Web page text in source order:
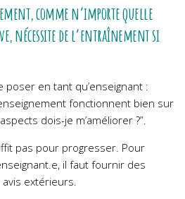
comme n’importe quelle
nécessite de l’entraînement si
en tant qu’enseignant :
fonctionnent bien sur
dois-je m’améliorer ?”.
pas pour progresser. Pour
il faut fournir des
extérieurs.